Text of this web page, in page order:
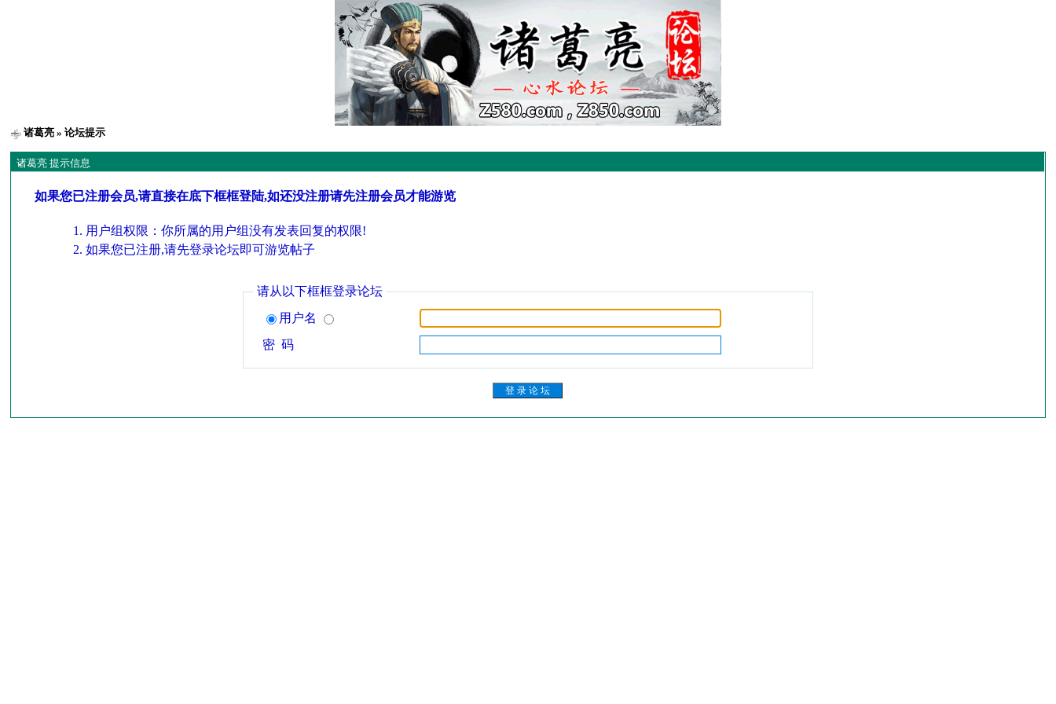
诸葛亮 » 论坛提示
诸葛亮 提示信息
如果您已注册会员,请直接在底下框框登陆,如还没注册请先注册会员才能游览
用户组权限：你所属的用户组没有发表回复的权限!
如果您已注册,请先登录论坛即可游览帖子
请从以下框框登录论坛
用户名
密 码